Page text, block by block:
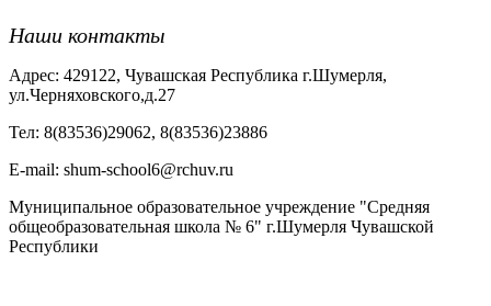
Наши контакты
Адрес: 429122, Чувашская Республика г.Шумерля,
ул.Черняховского,д.27
Тел: 8(83536)29062, 8(83536)23886
Е-mail: shum-school6@rchuv.ru
Муниципальное образовательное учреждение "Средняя
общеобразовательная школа № 6" г.Шумерля Чувашской
Республики